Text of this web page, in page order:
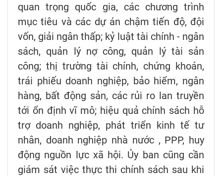
quan trọng quốc gia, các chương trình
mục tiêu và các dự án chậm tiến độ, đội
vốn, giải ngân thấp; kỷ luật tài chính - ngân
sách, quản lý nợ công, quản lý tài sản
công; thị trường tài chính, chứng khoán,
trái phiếu doanh nghiệp, bảo hiểm, ngân
hàng, bất động sản, các rủi ro lan truyền
tới ổn định vĩ mô; hiệu quả chính sách hỗ
trợ doanh nghiệp, phát triển kinh tế tư
nhân, doanh nghiệp nhà nước , PPP, huy
động nguồn lực xã hội. Ủy ban cũng cần
giám sát việc thực thi chính sách sau khi